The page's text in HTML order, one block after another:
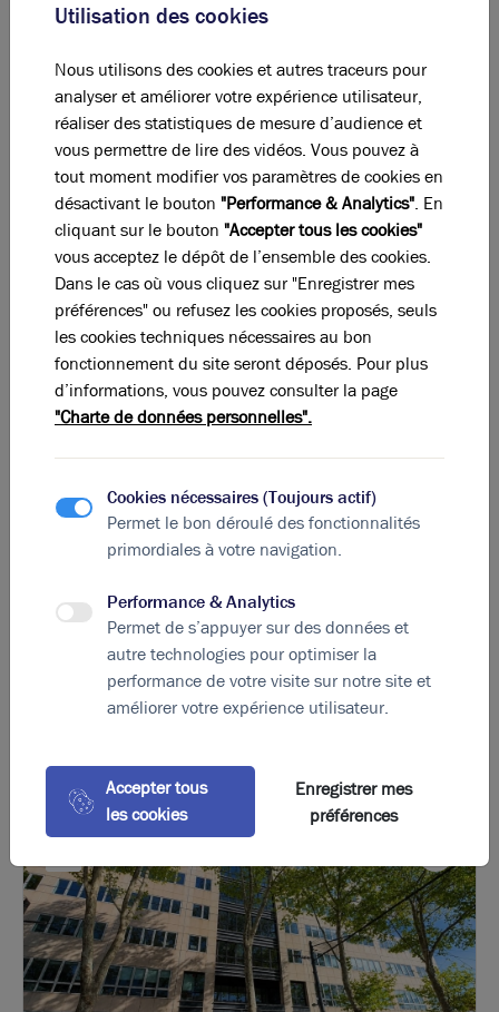
Indice d'émission de gaz à effet de serre
La perle rare pour votreprojet immobilier
Ces offres peuvent vous intéresser !
Photos (7)
non divisibles
369€ m²/an HT HC
Utilisation des cookies
Nous utilisons des cookies et autres traceurs pour
analyser et améliorer votre expérience utilisateur,
réaliser des statistiques de mesure d’audience et
vous permettre de lire des vidéos. Vous pouvez à
tout moment modifier vos paramètres de cookies en
désactivant le bouton "Performance & Analytics". En
cliquant sur le bouton "Accepter tous les cookies"
vous acceptez le dépôt de l’ensemble des cookies.
Dans le cas où vous cliquez sur "Enregistrer mes
préférences" ou refusez les cookies proposés, seuls
les cookies techniques nécessaires au bon
fonctionnement du site seront déposés. Pour plus
d’informations, vous pouvez consulter la page
"Charte de données personnelles".
Cookies nécessaires (Toujours actif)
Permet le bon déroulé des fonctionnalités
primordiales à votre navigation.
Performance & Analytics
Permet de s’appuyer sur des données et
autre technologies pour optimiser la
performance de votre visite sur notre site et
améliorer votre expérience utilisateur.
Accepter tous
les cookies
Enregistrer mes
préférences